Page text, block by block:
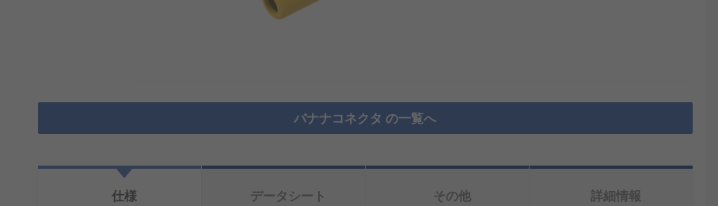
バナナコネクタ の一覧へ
仕様 データシート その他 詳細情報